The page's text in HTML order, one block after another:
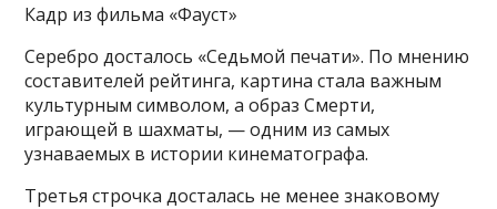
Кадр из фильма «Фауст»
Серебро досталось «Седьмой печати». По мнению
составителей рейтинга, картина стала важным
культурным символом, а образ Смерти,
играющей в шахматы, — одним из самых
узнаваемых в истории кинематографа.
Третья строчка досталась не менее знаковому